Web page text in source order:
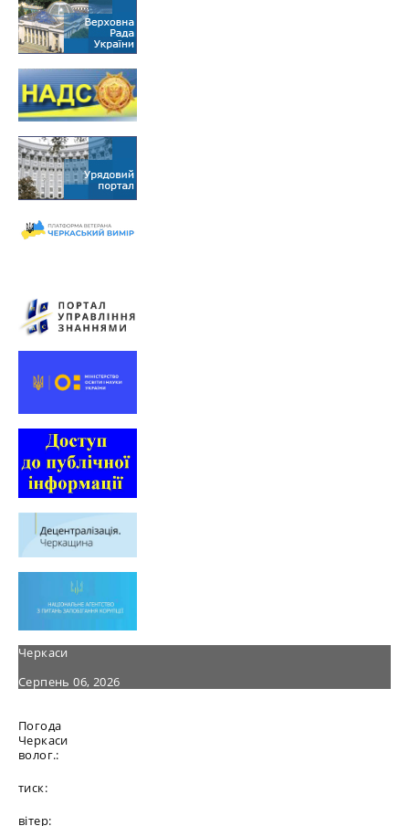
Черкаси
Серпень 06, 2026
Погода
Черкаси
волог.:
тиск:
вітер: